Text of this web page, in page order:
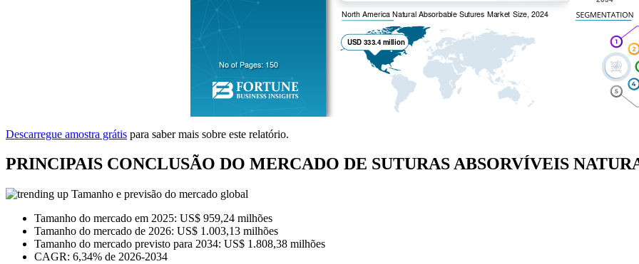
Descarregue amostra grátis para saber mais sobre este relatório.
PRINCIPAIS CONCLUSÃO DO MERCADO DE SUTURAS ABSORVÍVEIS
Tamanho e previsão do mercado global
Tamanho do mercado em 2025: US$ 959,24 milhões
Tamanho do mercado de 2026: US$ 1.003,13 milhões
Tamanho do mercado previsto para 2034: US$ 1.808,38 milhões
CAGR: 6,34% de 2026-2034